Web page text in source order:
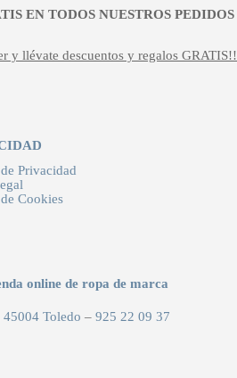
EN TODOS NUESTROS
y llévate descuentos y regalos
Privacidad
Cookies
online de ropa de marca
Toledo – 925 22 09 37